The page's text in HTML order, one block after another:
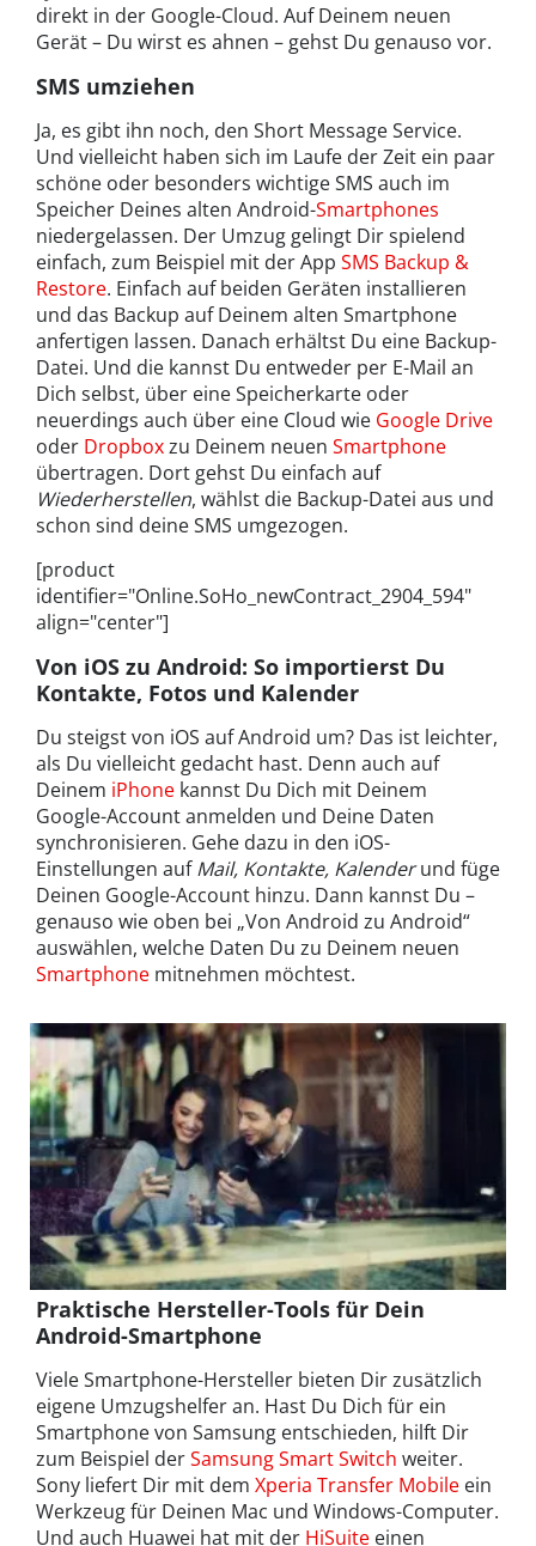
direkt in der Google-Cloud. Auf Deinem neuen
Gerät – Du wirst es ahnen – gehst Du genauso vor.
SMS umziehen
Ja, es gibt ihn noch, den Short Message Service.
Und vielleicht haben sich im Laufe der Zeit ein paar
schöne oder besonders wichtige SMS auch im
Speicher Deines alten Android-Smartphones
niedergelassen. Der Umzug gelingt Dir spielend
einfach, zum Beispiel mit der App SMS Backup &
Restore. Einfach auf beiden Geräten installieren
und das Backup auf Deinem alten Smartphone
anfertigen lassen. Danach erhältst Du eine Backup-
Datei. Und die kannst Du entweder per E-Mail an
Dich selbst, über eine Speicherkarte oder
neuerdings auch über eine Cloud wie Google Drive
oder Dropboxzu Deinem neuen Smartphone
übertragen. Dort gehst Du einfach auf
Wiederherstellen, wählst die Backup-Datei aus und
schon sind deine SMS umgezogen.
[product
identifier="Online.SoHo_newContract_2904_594"
align="center"]
Von iOS zu Android: So importierst Du
Kontakte, Fotos und Kalender
Du steigst von iOS auf Android um? Das ist leichter,
als Du vielleicht gedacht hast. Denn auch auf
Deinem iPhone kannst Du Dich mit Deinem
Google-Account anmelden und Deine Daten
synchronisieren. Gehe dazu in den iOS-
Einstellungen aufMail, Kontakte, Kalenderund füge
Deinen Google-Account hinzu. Dann kannst Du –
genauso wie oben bei „Von Android zu Android“
auswählen, welche Daten Du zu Deinem neuen
Smartphone mitnehmen möchtest.
Praktische Hersteller-Tools für Dein
Android-Smartphone
Viele Smartphone-Hersteller bieten Dir zusätzlich
eigene Umzugshelfer an. Hast Du Dich für ein
Smartphone von Samsung entschieden, hilft Dir
zum Beispiel derSamsung Smart Switch weiter.
Sony liefert Dir mit dem Xperia Transfer Mobile ein
Werkzeug für Deinen Mac und Windows-Computer.
Und auch Huawei hat mit der HiSuite einen